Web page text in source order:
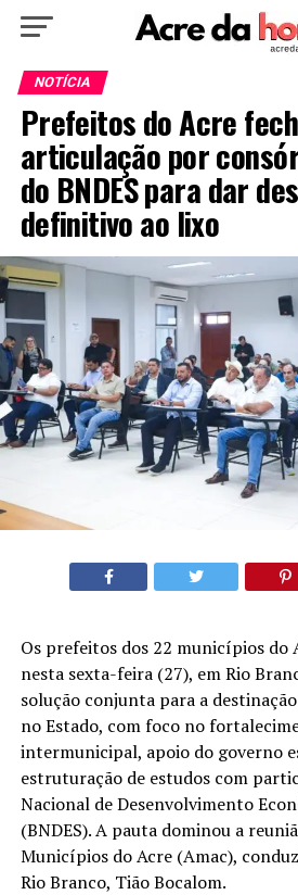
HOME
EDUCAÇÃO NOTÍCIA
NOTÍCIA
Prefeitos do Acre
articulação por
do BNDES para dar
definitivo ao lixo
Os prefeitos dos 22 municípios do
nesta sexta-feira (27), em Rio
solução conjunta para a
no Estado, com foco no
intermunicipal, apoio do governo
estruturação de estudos com
Nacional de Desenvolvimento
(BNDES). A pauta dominou a
Municípios do Acre (Amac),
Rio Branco, Tião Bocalom.